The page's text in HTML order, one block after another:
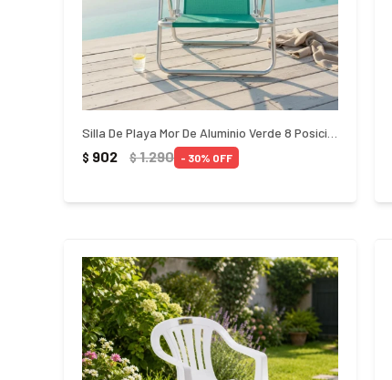
$ 902 $1.290 30